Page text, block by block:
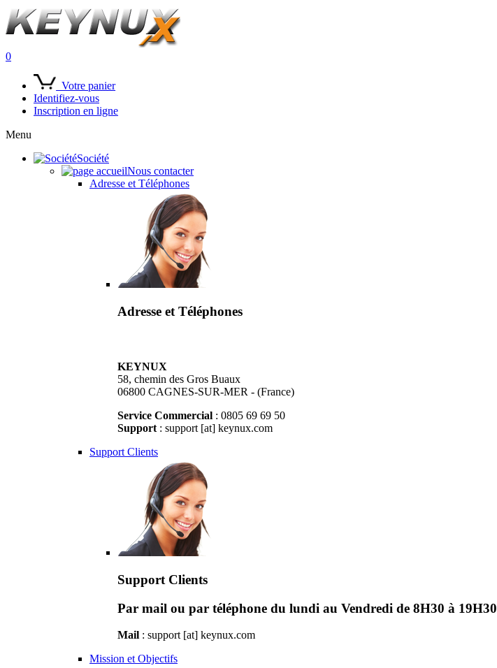
0
Votre panier
Identifiez-vous
Inscription en ligne
Menu
Société
Nous contacter
Adresse et Téléphones
Adresse et Téléphones
KEYNUX
58, chemin des Gros Buaux
06800 CAGNES-SUR-MER - (France)
Service Commercial : 0805 69 69 50
Support : support [at] keynux.com
Support Clients
Support Clients
Par mail ou par téléphone du lundi au Vendredi de 8H30 à 19H30
Mail : support [at] keynux.com
Mission et Objectifs